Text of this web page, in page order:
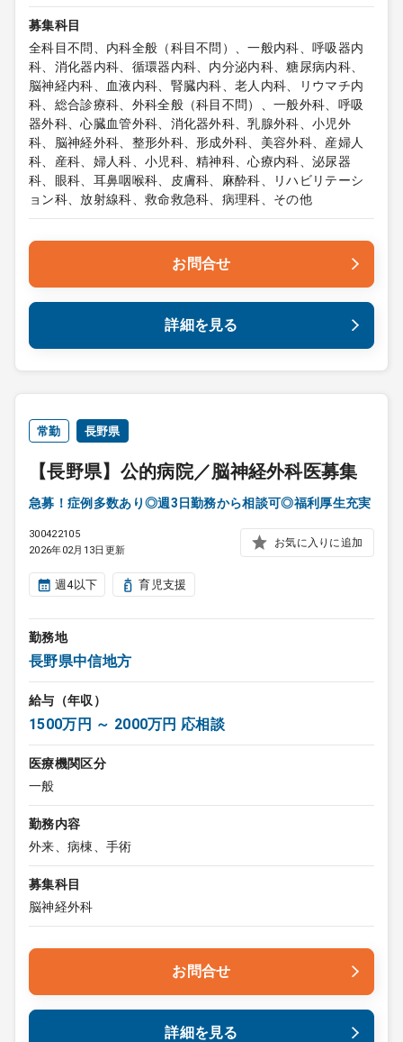
募集科目
全科目不問、内科全般（科目不問）、一般内科、呼吸器内
科、消化器内科、循環器内科、内分泌内科、糖尿病内科、
脳神経内科、血液内科、腎臓内科、老人内科、リウマチ内
科、総合診療科、外科全般（科目不問）、一般外科、呼吸
器外科、心臓血管外科、消化器外科、乳腺外科、小児外
科、脳神経外科、整形外科、形成外科、美容外科、産婦人
科、産科、婦人科、小児科、精神科、心療内科、泌尿器
科、眼科、耳鼻咽喉科、皮膚科、麻酔科、リハビリテーシ
ョン科、放射線科、救命救急科、病理科、その他
お問合せ
詳細を見る
常勤 長野県
【長野県】公的病院／脳神経外科医募集
急募！症例多数あり◎週3日勤務から相談可◎福利厚生充実
300422105
2026年02月13日更新
お気に入りに追加
週4以下 育児支援
勤務地
長野県中信地方
給与（年収）
1500万円 ～ 2000万円 応相談
医療機関区分
一般
勤務内容
外来、病棟、手術
募集科目
脳神経外科
お問合せ
詳細を見る